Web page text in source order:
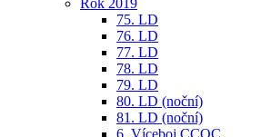
Rok 2019
75. LD
76. LD
77. LD
78. LD
79. LD
80. LD (noční)
81. LD (noční)
6. Víceboj CCOC